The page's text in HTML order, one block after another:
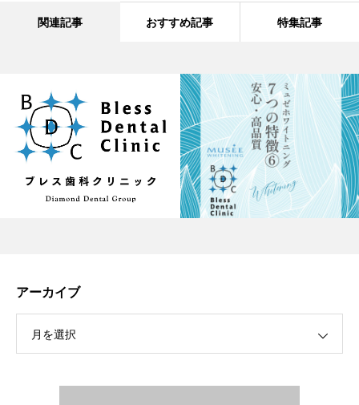
関連記事 おすすめ記事 特集記事
アーカイブ
月を選択